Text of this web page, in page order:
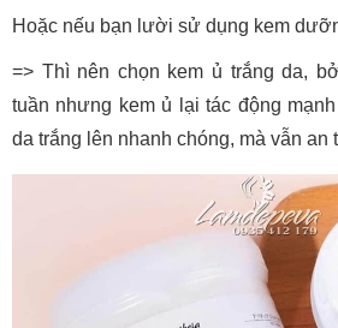
Hoặc nếu bạn lười sử dụng kem
=> Thì nên chọn kem ủ trắng da,
tuần nhưng kem ủ lại tác động
da trắng lên nhanh chóng, mà vẫn an